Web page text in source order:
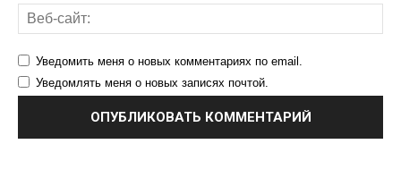
Уведомить меня о новых комментариях по email.
Уведомлять меня о новых записях почтой.